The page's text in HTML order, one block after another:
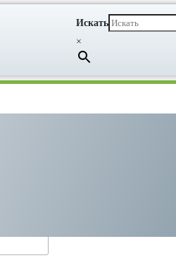
Искать
×